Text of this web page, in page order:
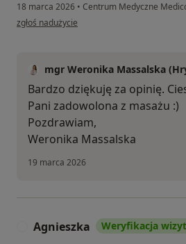
18 marca 2026 • Centrum Medyczne
w opinii użytkownika M.M
zgłoś nadużycie
mgr Weronika Massalska
Bardzo dziękuję za opinię.
Pani zadowolona z masażu :)
Pozdrawiam,
Weronika Massalska
19 marca 2026
Agnieszka Weryfikacja